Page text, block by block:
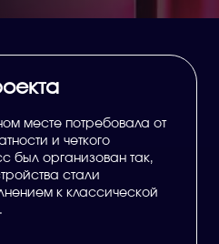
месте потребовала от
и четкого
был организован так,
стали
к классической